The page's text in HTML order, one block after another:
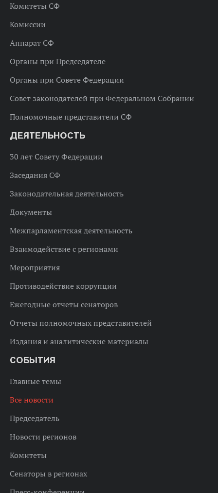
Комитеты СФ
Комиссии
Аппарат СФ
Органы при Председателе
Органы при Совете Федерации
Совет законодателей при Федеральном Собрании
Полномочные представители СФ
ДЕЯТЕЛЬНОСТЬ
30 лет Совету Федерации
Заседания СФ
Законодательная деятельность
Документы
Межпарламентская деятельность
Взаимодействие с регионами
Мероприятия
Противодействие коррупции
Ежегодные отчеты сенаторов
Отчеты полномочных представителей
Издания и аналитические материалы
СОБЫТИЯ
Главные темы
Все новости
Председатель
Новости регионов
Комитеты
Сенаторы в регионах